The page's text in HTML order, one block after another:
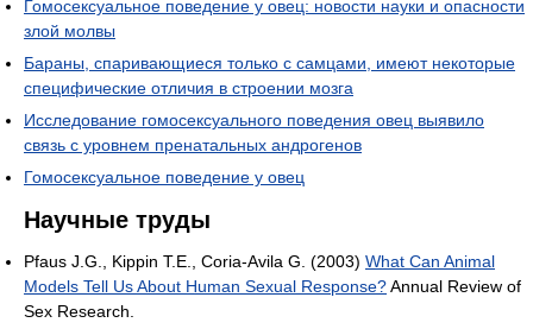
Гомосексуальное поведение у овец: новости науки и опасности
злой молвы
Бараны, спаривающиеся только с самцами, имеют некоторые
специфические отличия в строении мозга
Исследование гомосексуального поведения овец выявило
связь с уровнем пренатальных андрогенов
Гомосексуальное поведение у овец
Научные труды
Pfaus J.G., Kippin T.E., Coria-Avila G. (2003) What Can Animal
Models Tell Us About Human Sexual Response?Annual Review of
Sex Research.